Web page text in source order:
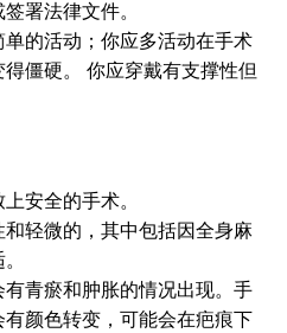
署法律文件。
的活动；你应多活动在手术
僵硬。 你应穿戴有支撑性但
安全的手术。
轻微的，其中包括因全身麻
青瘀和肿胀的情况出现。手
颜色转变，可能会在疤痕下